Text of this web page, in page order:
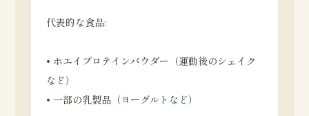
代表的な食品:
• ホエイプロテインパウダー（運動後のシェイク
など）
• 一部の乳製品（ヨーグルトなど）